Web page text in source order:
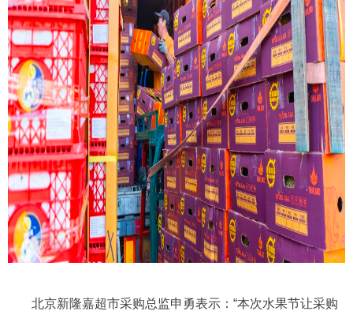
北京新隆嘉超市采购总监申勇表示：“本次水果节让采购